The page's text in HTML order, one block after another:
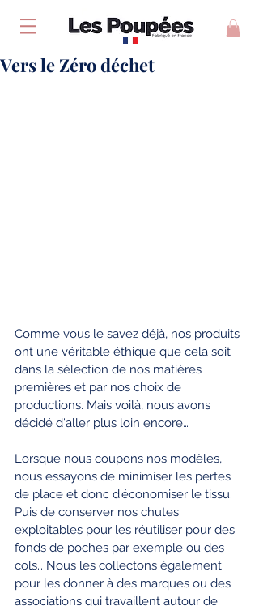
Vers le Zéro déchet
Comme vous le savez déjà, nos produits
ont une véritable éthique que cela soit
dans la sélection de nos matières
premières et par nos choix de
productions. Mais voilà, nous avons
décidé d'aller plus loin encore…
Lorsque nous coupons nos modèles,
nous essayons de minimiser les pertes
de place et donc d'économiser le tissu.
Puis de conserver nos chutes
exploitables pour les réutiliser pour des
fonds de poches par exemple ou des
cols… Nous les collectons également
pour les donner à des marques ou des
associations qui travaillent autour de